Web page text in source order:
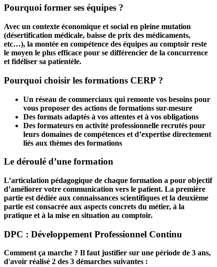
Pourquoi former ses équipes ?
Avec un contexte économique et social en pleine mutation
(désertification médicale, baisse de prix des médicaments,
etc…), la montée en compétence des équipes au comptoir reste
le moyen le plus efficace pour se différencier de la concurrence
et fidéliser sa patientèle.
Pourquoi choisir les formations CERP ?
Un réseau de commerciaux qui remonte vos besoins pour
vous proposer des actions de formations sur-mesure
Des formats adaptés à vos attentes et à vos obligations
Des formateurs en activité professionnelle recrutés pour
leurs domaines de compétences et d’expertise directement
liés aux thèmes des formations
Le déroulé d’une formation
L’articulation pédagogique de chaque formation a pour objectif
d’améliorer votre communication vers le patient. La première
partie est dédiée aux connaissances scientifiques et la deuxième
partie est consacrée aux aspects concrets du métier, à la
pratique et à la mise en situation au comptoir.
DPC : Développement Professionnel Continu
Comment ça marche ? Il faut justifier sur une période de 3 ans,
d'avoir réalisé 2 des 3 démarches suivantes :